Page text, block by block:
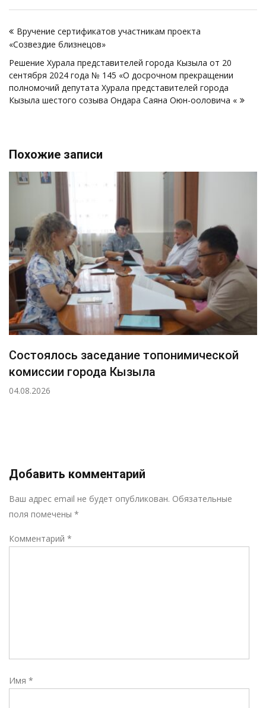
по
записям
Вручение сертификатов участникам проекта
«Созвездие близнецов»
Решение Хурала представителей города Кызыла от 20
сентября 2024 года № 145 «О досрочном прекращении
полномочий депутата Хурала представителей города
Кызыла шестого созыва Ондара Саяна Оюн-ооловича «
Похожие записи
Состоялось заседание топонимической
комиссии города Кызыла
04.08.2026
Добавить комментарий
Ваш адрес email не будет опубликован. Обязательные
поля помечены *
Комментарий *
Имя *